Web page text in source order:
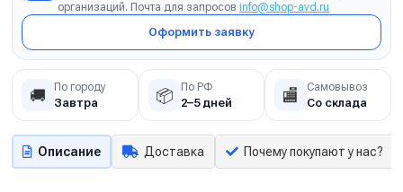
организаций. Почта для запросов info@shop-avd.ru
Оформить заявку
🚚 По городу
Завтра 📦 По РФ
2–5 дней 🏬 Самовывоз
Со склада
Описание Доставка Почему покупают у нас?